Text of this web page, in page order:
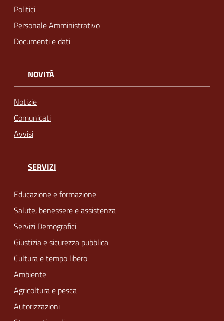
Politici
Personale Amministrativo
Documenti e dati
NOVITÀ
Notizie
Comunicati
Avvisi
SERVIZI
Educazione e formazione
Salute, benessere e assistenza
Servizi Demografici
Giustizia e sicurezza pubblica
Cultura e tempo libero
Ambiente
Agricoltura e pesca
Autorizzazioni